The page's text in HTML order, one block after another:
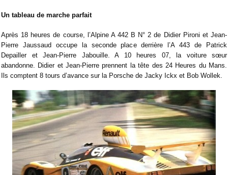
Un tableau de marche parfait
Après 18 heures de course, l’Alpine A 442 B N° 2 de Didier Pironi et Jean-
Pierre Jaussaud occupe la seconde place derrière l’A 443 de Patrick
Depailler et Jean-Pierre Jabouille. A 10 heures 07, la voiture sœur
abandonne. Didier et Jean-Pierre prennent la tête des 24 Heures du Mans.
Ils comptent 8 tours d’avance sur la Porsche de Jacky Ickx et Bob Wollek.